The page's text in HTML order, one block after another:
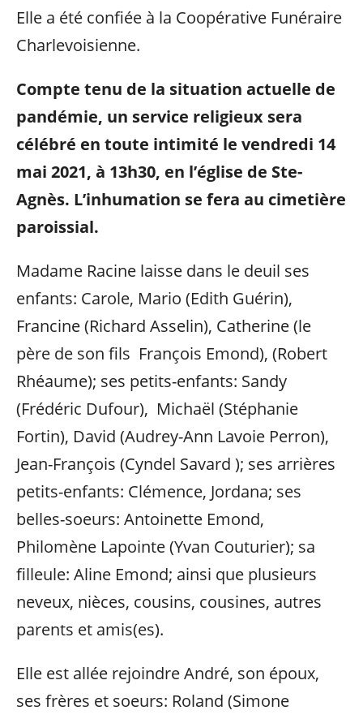
Elle a été confiée à la Coopérative Funéraire
Charlevoisienne.
Compte tenu de la situation actuelle de
pandémie, un service religieux sera
célébré en toute intimité le vendredi 14
mai 2021, à 13h30, en l’église de Ste-
Agnès. L’inhumation se fera au cimetière
paroissial.
Madame Racine laisse dans le deuil ses
enfants: Carole, Mario (Edith Guérin),
Francine (Richard Asselin), Catherine (le
père de son fils François Emond), (Robert
Rhéaume); ses petits-enfants: Sandy
(Frédéric Dufour), Michaël (Stéphanie
Fortin), David (Audrey-Ann Lavoie Perron),
Jean-François (Cyndel Savard ); ses arrières
petits-enfants: Clémence, Jordana; ses
belles-soeurs: Antoinette Emond,
Philomène Lapointe (Yvan Couturier); sa
filleule: Aline Emond; ainsi que plusieurs
neveux, nièces, cousins, cousines, autres
parents et amis(es).
Elle est allée rejoindre André, son époux,
ses frères et soeurs: Roland (Simone